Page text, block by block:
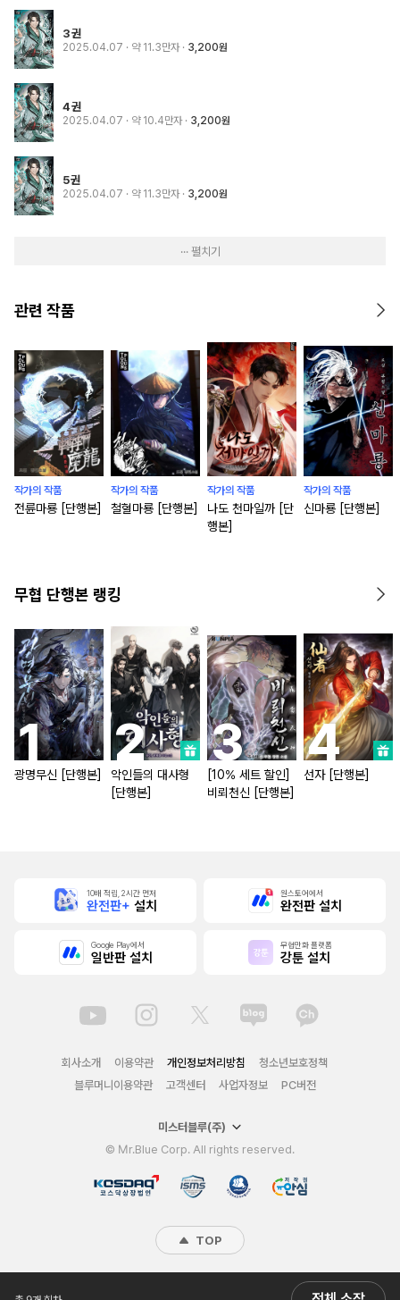
3권
2025.04.07 · 약 11.3만자 3,200원
4권
2025.04.07 · 약 10.4만자 3,200원
5권
2025.04.07 · 약 11.3만자 3,200원
··· 펼치기
관련 작품
작가의 작품
전륜마룡 [단행본]
작가의 작품
철혈마룡 [단행본]
작가의 작품
나도 천마일까 [단
행본]
작가의 작품
신마룡 [단행본]
무협 단행본 랭킹
광명무신 [단행본]
악인들의 대사형
[단행본]
[10% 세트 할인]
비뢰천신 [단행본]
선자 [단행본]
10배 적립, 2시간 먼저
완전판+ 설치
원스토어에서
완전판 설치
Google Play에서
일반판 설치
무협만화 플랫폼
강툰 설치
회사소개 이용약관 개인정보처리방침
청소년보호정책
블루머니이용약관
고객센터 사업자정보 PC버전
미스터블루(주)
© Mr.Blue Corp. All rights reserved.
TOP